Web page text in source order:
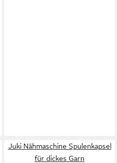
Juki Nähmaschine Spulenkapsel
für dickes Garn